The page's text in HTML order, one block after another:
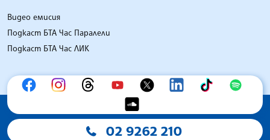
Видео емисия
Подкаст БТА Час Паралели
Подкаст БТА Час ЛИК
02 9262 210